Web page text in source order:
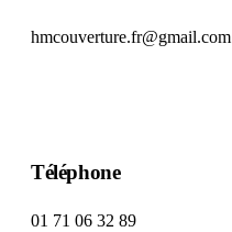
hmcouverture.fr@gmail.com
Téléphone
01 71 06 32 89